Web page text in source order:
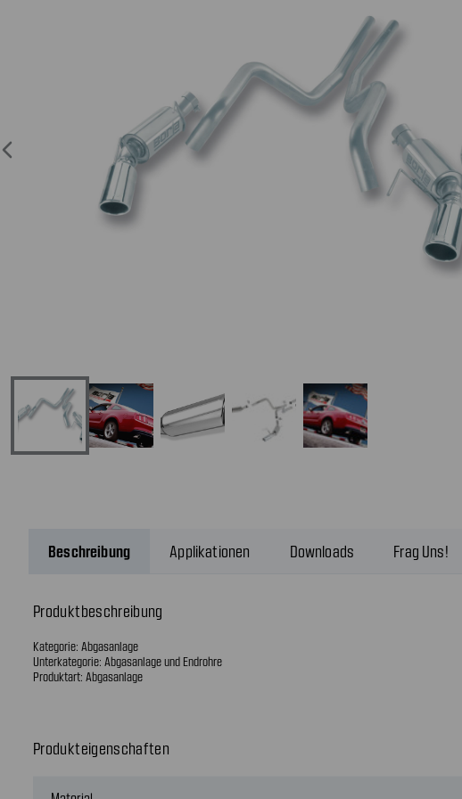
Beschreibung Applikationen Downloads Frag Uns!
Produktbeschreibung
Kategorie: Abgasanlage
Unterkategorie: Abgasanlage und Endrohre
Produktart: Abgasanlage
Produkteigenschaften